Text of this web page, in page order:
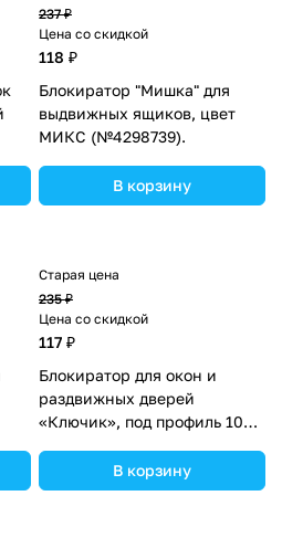
237 ₽
Цена со скидкой
118 ₽
Блокиратор "Мишка" для
выдвижных ящиков, цвет
МИКС (№4298739).
В корзину
Старая цена
235 ₽
Цена со скидкой
117 ₽
Блокиратор для окон и
раздвижных дверей
«Ключик», под профиль 10
В корзину